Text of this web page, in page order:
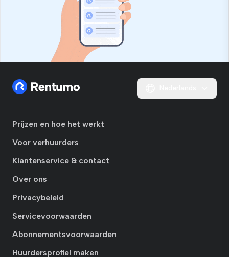
Prijzen en hoe het werkt
Voor verhuurders
Klantenservice & contact
Over ons
Privacybeleid
Servicevoorwaarden
Abonnementsvoorwaarden
Huurdersprofiel maken